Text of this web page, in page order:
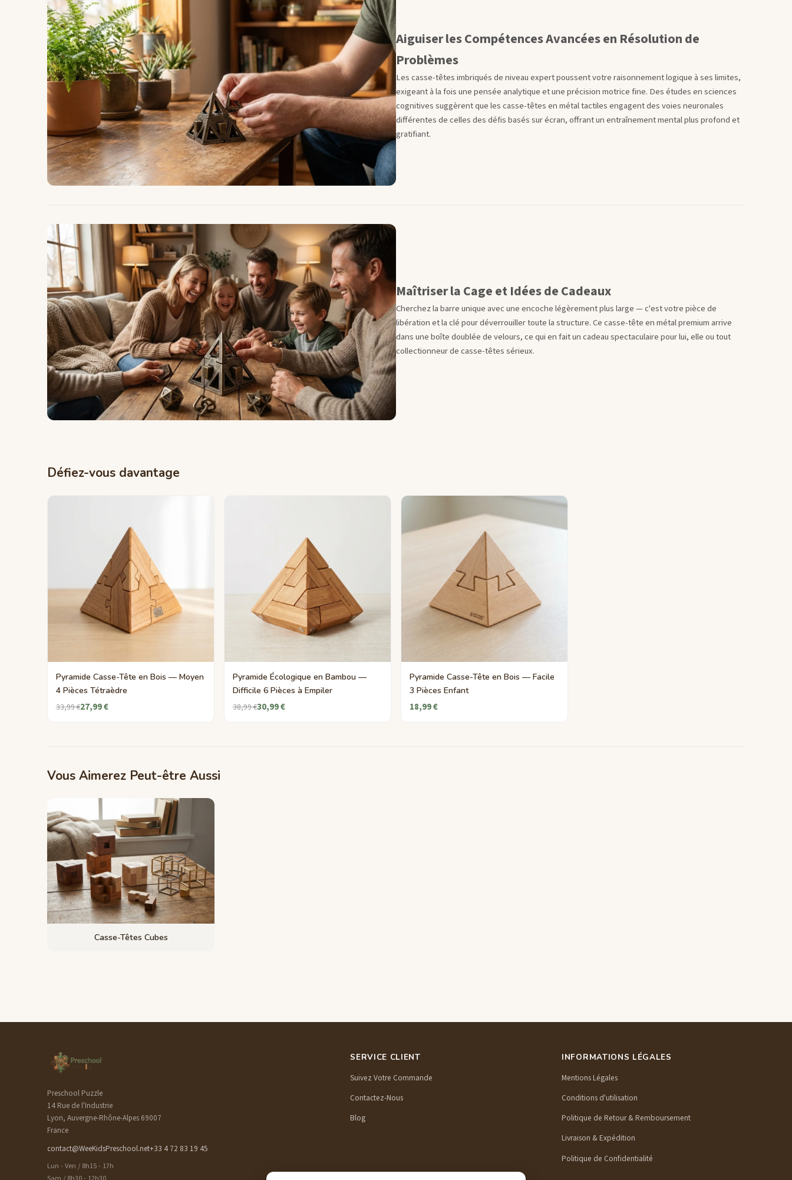
Aiguiser les Compétences Avancées en Résolution de
Problèmes
Les casse-têtes imbriqués de niveau expert poussent votre raisonnement logique à ses limites,
exigeant à la fois une pensée analytique et une précision motrice fine. Des études en sciences
cognitives suggèrent que les casse-têtes en métal tactiles engagent des voies neuronales
différentes de celles des défis basés sur écran, offrant un entraînement mental plus profond et
gratifiant.
Maîtriser la Cage et Idées de Cadeaux
Cherchez la barre unique avec une encoche légèrement plus large — c'est votre pièce de
libération et la clé pour déverrouiller toute la structure. Ce casse-tête en métal premium arrive
dans une boîte doublée de velours, ce qui en fait un cadeau spectaculaire pour lui, elle ou tout
collectionneur de casse-têtes sérieux.
Défiez-vous davantage
Pyramide Casse-Tête en Bois — Moyen
4 Pièces Tétraèdre
33,99 €27,99 €
Pyramide Écologique en Bambou —
Difficile 6 Pièces à Empiler
38,99 €30,99 €
Pyramide Casse-Tête en Bois — Facile
3 Pièces Enfant
18,99 €
Vous Aimerez Peut-être Aussi
Casse-Têtes Cubes
Preschool Puzzle
14 Rue de l'Industrie
Lyon, Auvergne-Rhône-Alpes 69007
France
contact@WeeKidsPreschool.net+33 4 72 83 19 45
Lun - Ven / 8h15 - 17h
SERVICE CLIENT
Suivez Votre Commande
Contactez-Nous
Blog
INFORMATIONS LÉGALES
Mentions Légales
Conditions d'utilisation
Politique de Retour & Remboursement
Livraison & Expédition
Politique de Confidentialité